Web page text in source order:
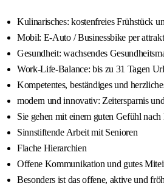
Kulinarisches: kostenfreies Frühstück
Mobil: E-Auto / Businessbike per
Gesundheit: wachsendes
Work-Life-Balance: bis zu 31 Tagen
Kompetentes, beständiges und
modern und innovativ: Zeitersparnis
Sie gehen mit einem guten Gefühl
Sinnstiftende Arbeit mit Senioren
Flache Hierarchien
Offene Kommunikation und gutes
Besonders ist das offene, aktive und